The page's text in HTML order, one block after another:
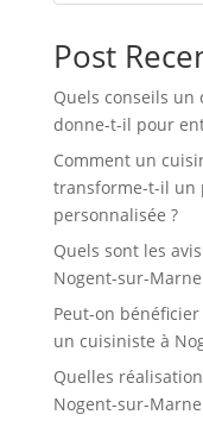
Post
Quels conseils
donne-t-il pour
Comment un
transforme-t-il un
personnalisée ?
Quels sont les
Nogent-sur-Marne
Peut-on
un cuisiniste à
Quelles
Nogent-sur-